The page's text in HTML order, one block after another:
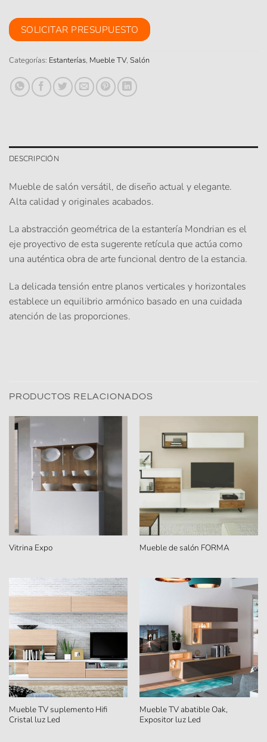
SOLICITAR PRESUPUESTO
Categorías: Estanterías, Mueble TV, Salón
DESCRIPCIÓN
Mueble de salón versátil, de diseño actual y elegante.
Alta calidad y originales acabados.
La abstracción geométrica de la estantería Mondrian es el
eje proyectivo de esta sugerente retícula que actúa como
una auténtica obra de arte funcional dentro de la estancia.
La delicada tensión entre planos verticales y horizontales
establece un equilibrio armónico basado en una cuidada
atención de las proporciones.
PRODUCTOS RELACIONADOS
Vitrina Expo Mueble de salón FORMA
Mueble TV suplemento Hifi
Cristal luz Led
Mueble TV abatible Oak,
Expositor luz Led